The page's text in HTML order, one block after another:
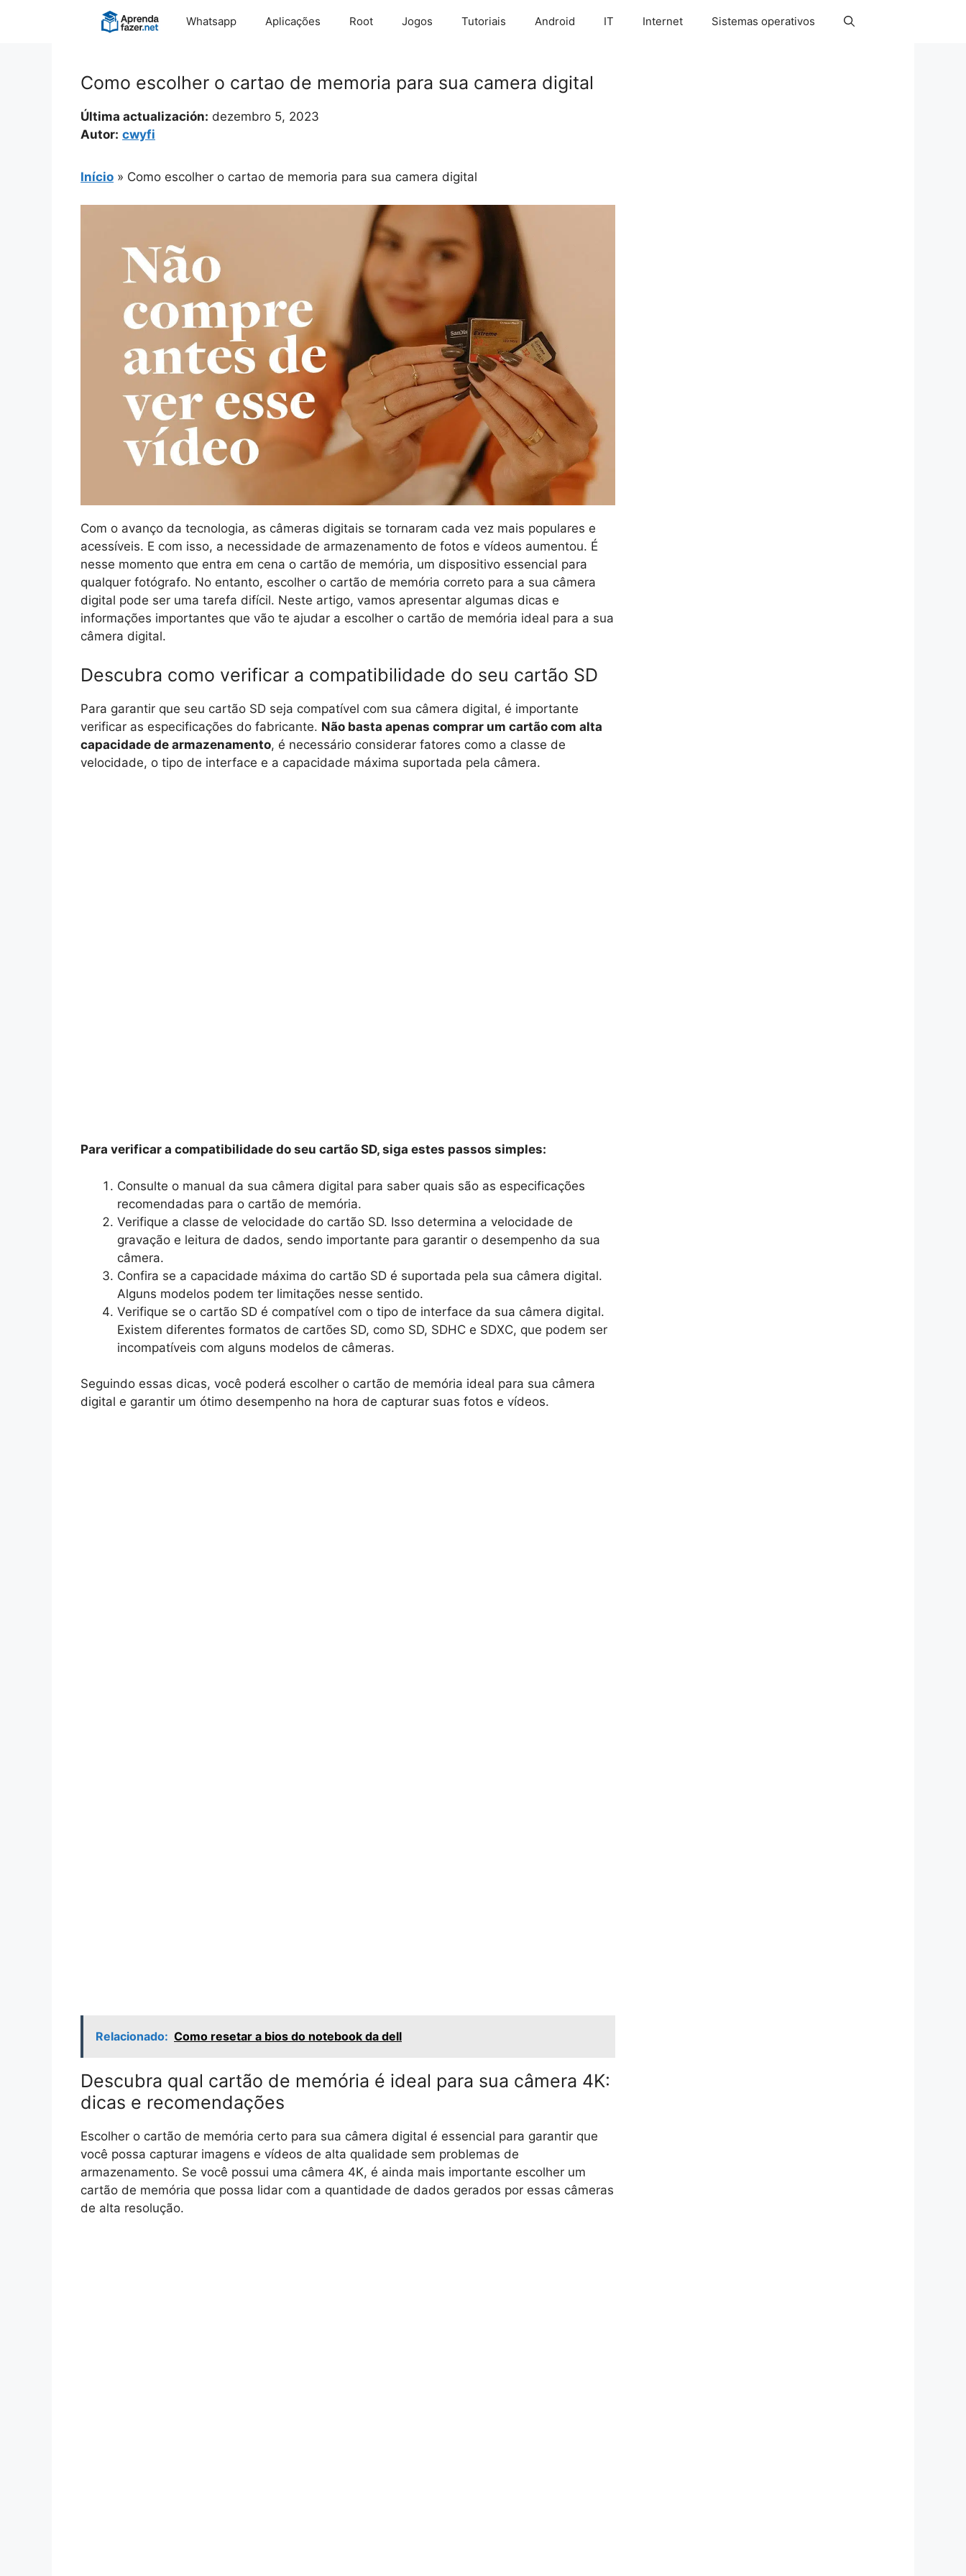
Whatsapp Aplicações Root Jogos Tutoriais Android IT Internet Sistemas operativos
Como escolher o cartao de memoria para sua camera digital
Última actualización: dezembro 5, 2023
Autor: cwyfi
Início » Como escolher o cartao de memoria para sua camera digital
Com o avanço da tecnologia, as câmeras digitais se tornaram cada vez mais populares e
acessíveis. E com isso, a necessidade de armazenamento de fotos e vídeos aumentou. É
nesse momento que entra em cena o cartão de memória, um dispositivo essencial para
qualquer fotógrafo. No entanto, escolher o cartão de memória correto para a sua câmera
digital pode ser uma tarefa difícil. Neste artigo, vamos apresentar algumas dicas e
informações importantes que vão te ajudar a escolher o cartão de memória ideal para a sua
câmera digital.
Descubra como verificar a compatibilidade do seu cartão SD
Para garantir que seu cartão SD seja compatível com sua câmera digital, é importante
verificar as especificações do fabricante. Não basta apenas comprar um cartão com alta
capacidade de armazenamento, é necessário considerar fatores como a classe de
velocidade, o tipo de interface e a capacidade máxima suportada pela câmera.
Para verificar a compatibilidade do seu cartão SD, siga estes passos simples:
Consulte o manual da sua câmera digital para saber quais são as especificações
recomendadas para o cartão de memória.
Verifique a classe de velocidade do cartão SD. Isso determina a velocidade de
gravação e leitura de dados, sendo importante para garantir o desempenho da sua
câmera.
Confira se a capacidade máxima do cartão SD é suportada pela sua câmera digital.
Alguns modelos podem ter limitações nesse sentido.
Verifique se o cartão SD é compatível com o tipo de interface da sua câmera digital.
Existem diferentes formatos de cartões SD, como SD, SDHC e SDXC, que podem ser
incompatíveis com alguns modelos de câmeras.
Seguindo essas dicas, você poderá escolher o cartão de memória ideal para sua câmera
digital e garantir um ótimo desempenho na hora de capturar suas fotos e vídeos.
Relacionado: Como resetar a bios do notebook da dell
Descubra qual cartão de memória é ideal para sua câmera 4K:
dicas e recomendações
Escolher o cartão de memória certo para sua câmera digital é essencial para garantir que
você possa capturar imagens e vídeos de alta qualidade sem problemas de
armazenamento. Se você possui uma câmera 4K, é ainda mais importante escolher um
cartão de memória que possa lidar com a quantidade de dados gerados por essas câmeras
de alta resolução.